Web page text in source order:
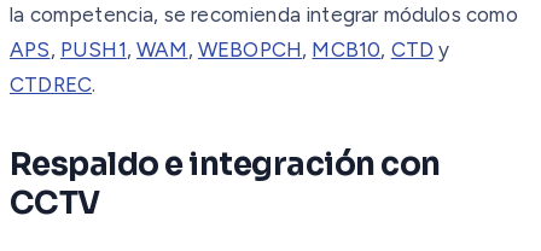
la competencia, se recomienda integrar módulos como
APS, PUSH1,WAM , WEBOPCH, MCB10, CTD y
CTDREC.
Respaldo e integración con
CCTV